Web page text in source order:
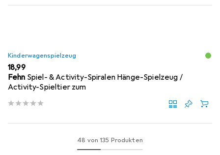
Kinderwagenspielzeug
EUR
18,99
Fehn Spiel- & Activity-Spiralen Hänge-Spielzeug /
Activity-Spieltier zum
48 von 135 Produkten